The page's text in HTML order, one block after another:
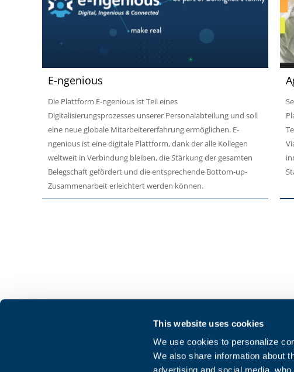
This website uses cookies
We use cookies to personalize
We also share information about
advertising and social media,
E-ngenious
Die Plattform E-ngenious ist Teil eines
Digitalisierungsprozesses unserer Personalabteilung und soll
eine neue globale Mitarbeitererfahrung ermöglichen. E-
ngenious ist eine digitale Plattform, dank der alle Kollegen
weltweit in Verbindung bleiben, die Stärkung der gesamten
Belegschaft gefördert und die entsprechende Bottom-up-
Zusammenarbeit erleichtert werden können.
LinkedIn
X
YouTube